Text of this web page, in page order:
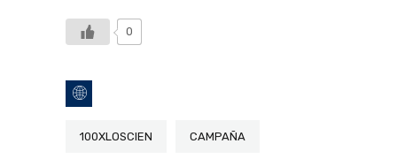
0
100XLOSCIEN CAMPAÑA